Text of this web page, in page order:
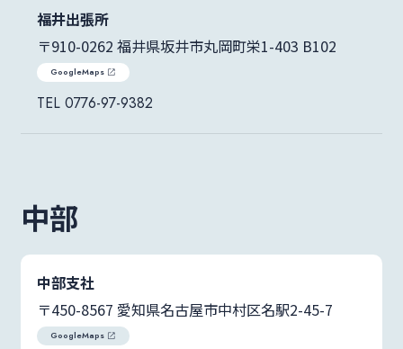
福井出張所
〒910-0262 福井県坂井市丸岡町栄1-403 B102
GoogleMaps
0776-97-9382
中部
中部支社
〒450-8567 愛知県名古屋市中村区名駅2-45-7
GoogleMaps